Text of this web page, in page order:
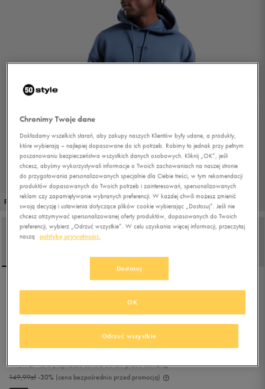
PROMO: DO -30%
REEBOK BLUZA Z
149,99zł-30% (cena bezpośrednio przed promocją)
119,99zł-13%(najniższa cena z 30 dni przed obniżką)
104,99złz Vat
Chronimy Twoje dane
Dokładamy wszelkich starań, aby zakupy naszych Klientów były udane, a produkty,
które wybierają – najlepiej dopasowane do ich potrzeb. Robimy to jednak przy pełnym
poszanowaniu bezpieczeństwa wszystkich danych osobowych. Kliknij „OK”, jeśli
chcesz, abyśmy wykorzystywali informacje o Twoich zachowaniach na naszej stronie
do przygotowania personalizowanych specjalnie dla Ciebie treści, w tym rekomendacji
produktów dopasowanych do Twoich potrzeb i zainteresowań, spersonalizowanych
reklam czy zapamiętywanie wybranych preferencji. W każdej chwili możesz zmienić
swoją decyzję i ustawienia dotyczące plików cookie wybierając „Dostosuj”. Jeśli nie
chcesz otrzymywać spersonalizowanej oferty produktów, dopasowanych do Twoich
preferencji, wybierz „Odrzuć wszystkie”. W celu uzyskania więcej informacji, przeczytaj
naszą
politykę prywatności.
Dostosuj
Odrzuć wszystkie
OK